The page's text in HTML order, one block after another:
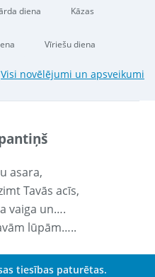
diena Kāzas
Vīriešu diena
Visi novēlējumi un apsveikumi
asara,
Tavās acīs,
vaiga un….
lūpām…..
tiesības paturētas.